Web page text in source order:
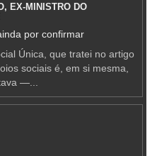
EX-MINISTRO DO
por confirmar
Única, que tratei no artigo
sociais é, em si mesma,
—...